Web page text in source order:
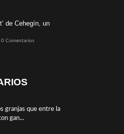
de Cehegín, un
0 Comentarios
granjas que entre la
gan...